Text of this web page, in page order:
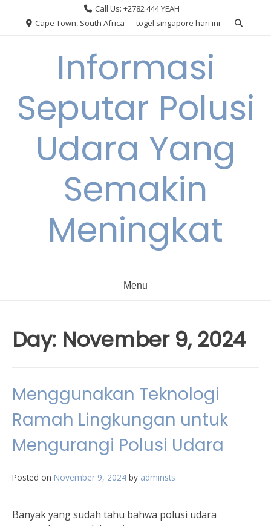
Call Us: +2782 444 YEAH
Cape Town, South Africa
togel singapore hari ini
Informasi
Seputar Polusi
Udara Yang
Semakin
Meningkat
Menu
Day: November 9, 2024
Menggunakan Teknologi
Ramah Lingkungan untuk
Mengurangi Polusi Udara
Posted on November 9, 2024 by adminsts
Banyak yang sudah tahu bahwa polusi udara